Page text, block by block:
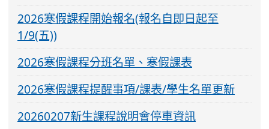
2026寒假課程開始報名(報名自即日起至
1/9(五))
2026寒假課程分班名單、寒假課表
2026寒假課程提醒事項/課表/學生名單更新
20260207新生課程說明會停車資訊